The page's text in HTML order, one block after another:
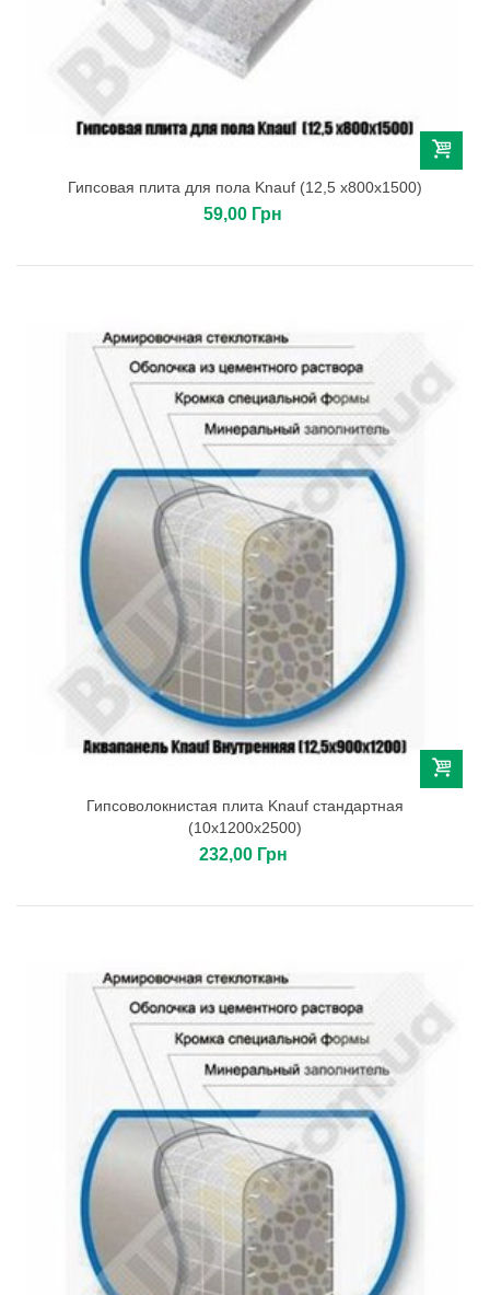
Гипсовая плита для пола Knauf (12,5 х800х1500)
59,00 Грн
Гипсоволокнистая плита Knauf стандартная
(10х1200х2500)
232,00 Грн